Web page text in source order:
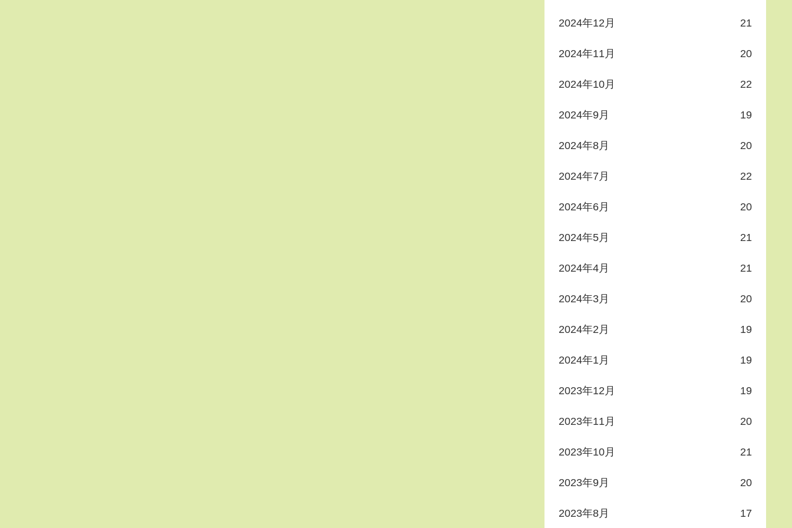
2024年12月 21
2024年11月 20
2024年10月 22
2024年9月 19
2024年8月 20
2024年7月 22
2024年6月 20
2024年5月 21
2024年4月 21
2024年3月 20
2024年2月 19
2024年1月 19
2023年12月 19
2023年11月 20
2023年10月 21
2023年9月 20
2023年8月 17